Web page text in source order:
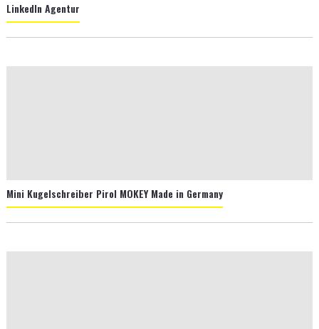
LinkedIn Agentur
Mini Kugelschreiber Pirol MOKEY Made in Germany